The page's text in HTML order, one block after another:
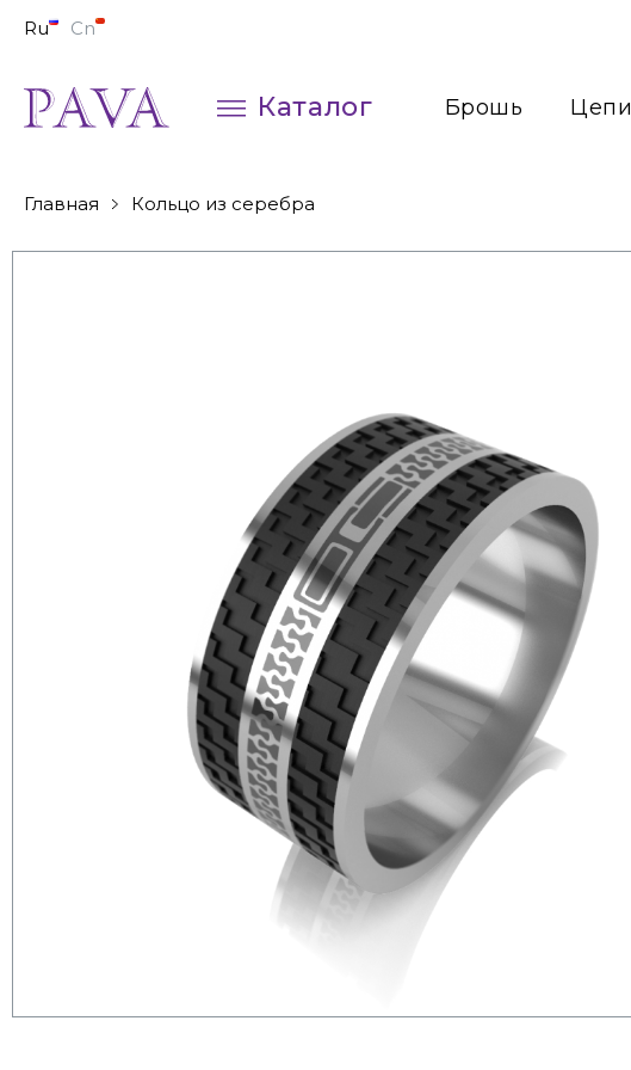
Ru Cn
Каталог Брошь Цепи
Главная Кольцо из серебра